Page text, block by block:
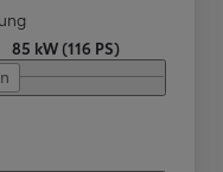
85 kW (116 PS)